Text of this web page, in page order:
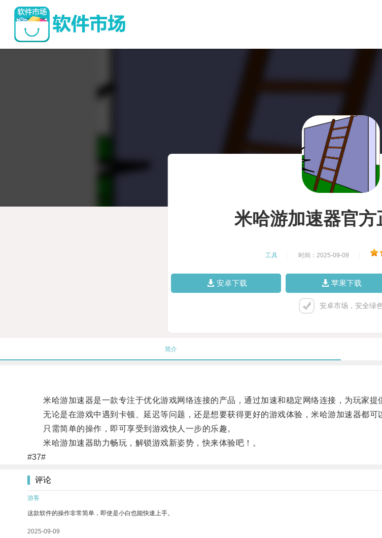
米哈游加速器官方
工具 时间：2025-09-09
安卓下载 苹果下载
安卓市场，安全绿色
简介
米哈游加速器是一款专注于优化游戏网络连接的产品，通过加速和稳定网络连接，为玩家提
无论是在游戏中遇到卡顿、延迟等问题，还是想要获得更好的游戏体验，米哈游加速器都可
只需简单的操作，即可享受到游戏快人一步的乐趣。
米哈游加速器助力畅玩，解锁游戏新姿势，快来体验吧！。
#37#
评论
游客
这款软件的操作非常简单，即使是小白也能快速上手。
2025-09-09